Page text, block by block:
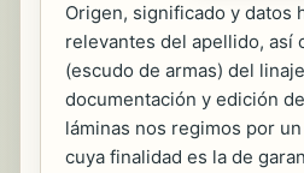
Origen, significado y datos
relevantes del apellido, así
(escudo de armas) del
documentación y edición
láminas nos regimos por
cuya finalidad es la de